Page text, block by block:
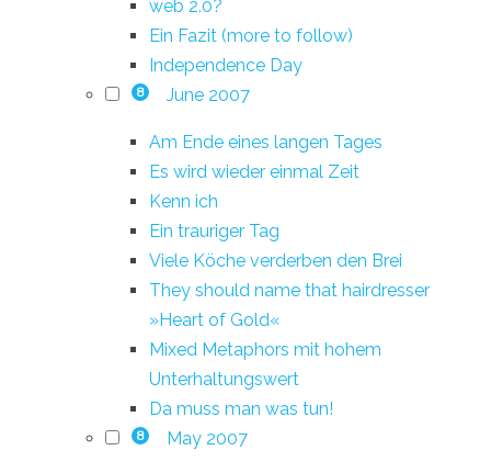
web 2.0?
Ein Fazit (more to follow)
Independence Day
8 June 2007
Am Ende eines langen Tages
Es wird wieder einmal Zeit
Kenn ich
Ein trauriger Tag
Viele Köche verderben den Brei
They should name that hairdresser
»Heart of Gold«
Mixed Metaphors mit hohem
Unterhaltungswert
Da muss man was tun!
8 May 2007